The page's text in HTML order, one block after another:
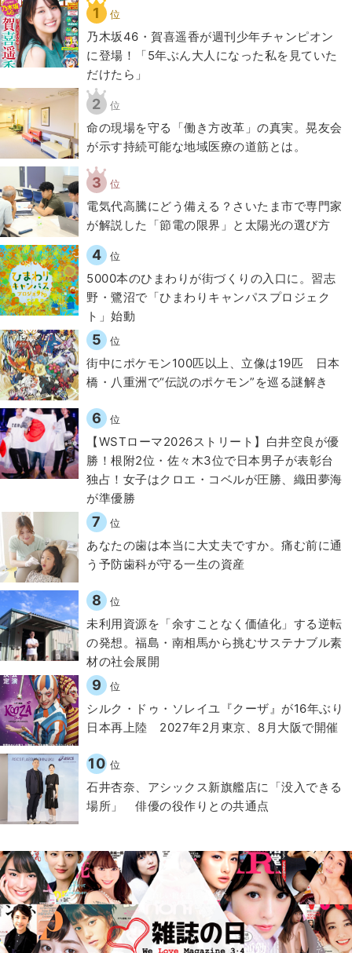
1 位
乃木坂46・賀喜遥香が週刊少年チャンピオン
に登場！「5年ぶん大人になった私を見ていた
だけたら」
2 位
​命の現場を守る「働き方改革」の真実。晃友会
が示す持続可能な地域医療の道筋とは。
3 位
電気代高騰にどう備える？さいたま市で専門家
が解説した「節電の限界」と太陽光の選び方
4 位
5000本のひまわりが街づくりの入口に。習志
野・鷺沼で「ひまわりキャンパスプロジェク
ト」始動
5 位
街中にポケモン100匹以上、立像は19匹 日本
橋・八重洲で“伝説のポケモン”を巡る謎解き
6 位
【WSTローマ2026ストリート】白井空良が優
勝！根附2位・佐々木3位で日本男子が表彰台
独占！女子はクロエ・コベルが圧勝、織田夢海
が準優勝
7 位
​あなたの歯は本当に大丈夫ですか。痛む前に通
う予防歯科が守る一生の資産
8 位
​​未利用資源を「余すことなく価値化」する逆転
の発想。福島・南相馬から挑むサステナブル素
材の社会展開​
9 位
シルク・ドゥ・ソレイユ『クーザ』が16年ぶり
日本再上陸 2027年2月東京、8月大阪で開催
10 位
石井杏奈、アシックス新旗艦店に「没入できる
場所」 俳優の役作りとの共通点